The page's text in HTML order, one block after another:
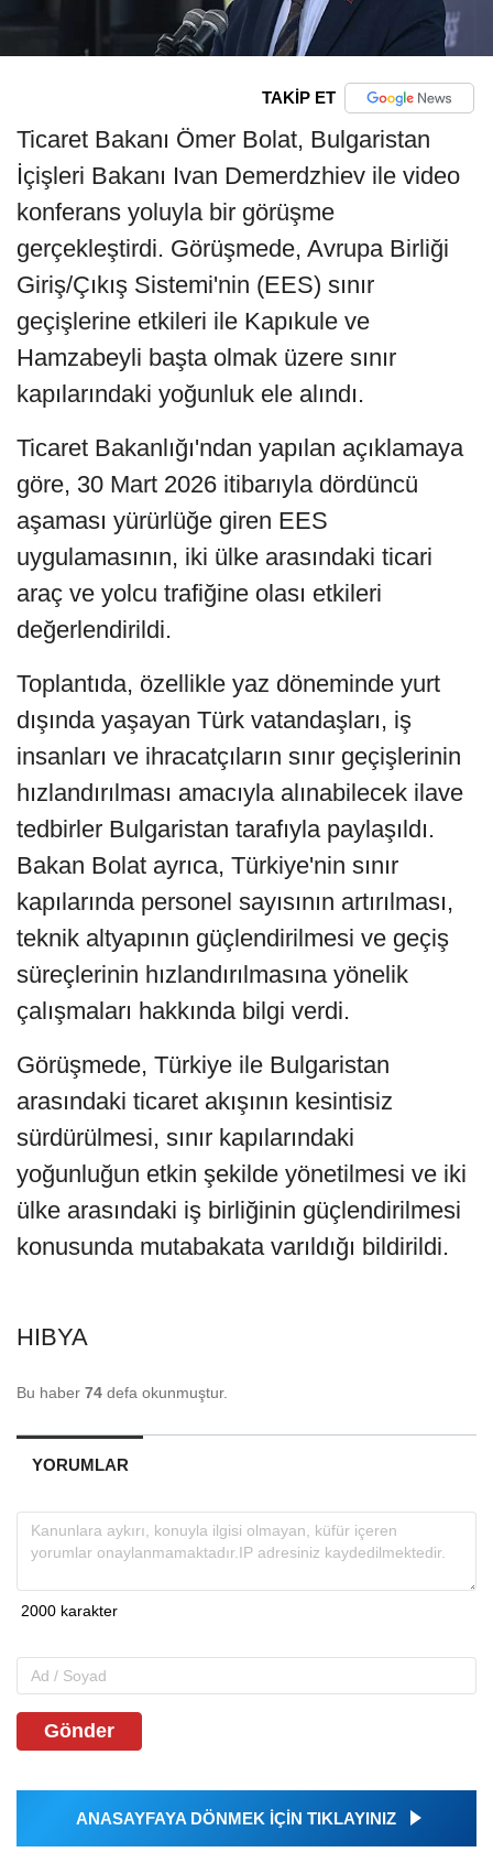
TAKİP ET
Ticaret Bakanı Ömer Bolat, Bulgaristan
İçişleri Bakanı Ivan Demerdzhiev ile video
konferans yoluyla bir görüşme
gerçekleştirdi. Görüşmede, Avrupa Birliği
Giriş/Çıkış Sistemi'nin (EES) sınır
geçişlerine etkileri ile Kapıkule ve
Hamzabeyli başta olmak üzere sınır
kapılarındaki yoğunluk ele alındı.
Ticaret Bakanlığı'ndan yapılan açıklamaya
göre, 30 Mart 2026 itibarıyla dördüncü
aşaması yürürlüğe giren EES
uygulamasının, iki ülke arasındaki ticari
araç ve yolcu trafiğine olası etkileri
değerlendirildi.
Toplantıda, özellikle yaz döneminde yurt
dışında yaşayan Türk vatandaşları, iş
insanları ve ihracatçıların sınır geçişlerinin
hızlandırılması amacıyla alınabilecek ilave
tedbirler Bulgaristan tarafıyla paylaşıldı.
Bakan Bolat ayrıca, Türkiye'nin sınır
kapılarında personel sayısının artırılması,
teknik altyapının güçlendirilmesi ve geçiş
süreçlerinin hızlandırılmasına yönelik
çalışmaları hakkında bilgi verdi.
Görüşmede, Türkiye ile Bulgaristan
arasındaki ticaret akışının kesintisiz
sürdürülmesi, sınır kapılarındaki
yoğunluğun etkin şekilde yönetilmesi ve iki
ülke arasındaki iş birliğinin güçlendirilmesi
konusunda mutabakata varıldığı bildirildi.
HIBYA
Bu haber 74 defa okunmuştur.
YORUMLAR
Gönder
ANASAYFAYA DÖNMEK İÇİN TIKLAYINIZ